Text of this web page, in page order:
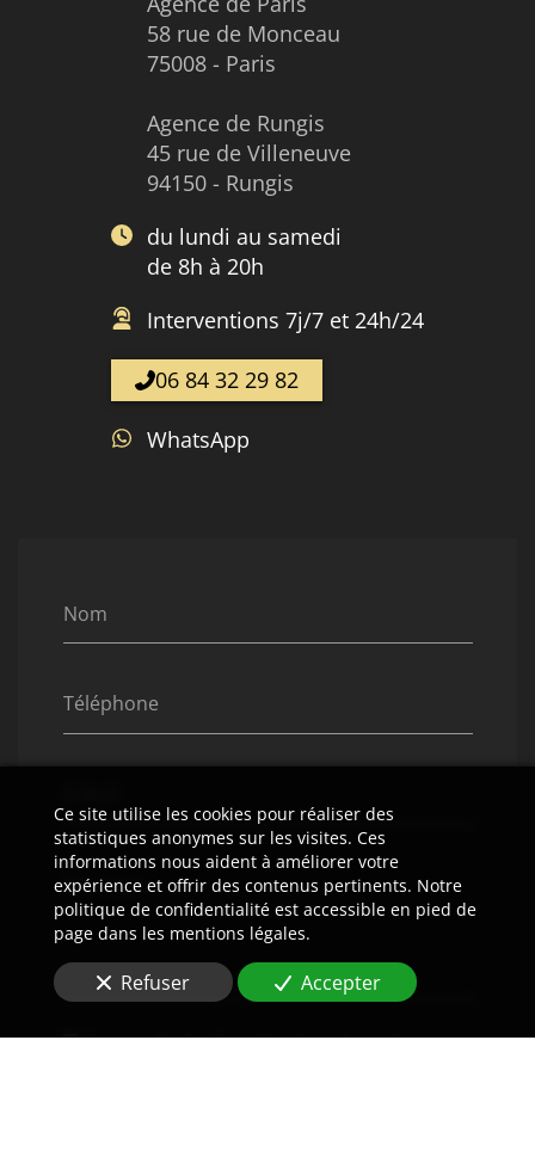
Nom
Téléphone
Message
En soumettant ce formulaire, j'accepte que les
58 rue de Monceau
75008 - Paris
Agence de Rungis
45 rue de Villeneuve
94150 - Rungis
du lundi au samedi
de 8h à 20h
Interventions 7j/7 et 24h/24
06 84 32 29 82
WhatsApp
Ce site utilise les cookies pour réaliser des
statistiques anonymes sur les visites. Ces
informations nous aident à améliorer votre
expérience et offrir des contenus pertinents. Notre
politique de confidentialité est accessible en pied de
page dans les mentions légales.
Refuser Accepter